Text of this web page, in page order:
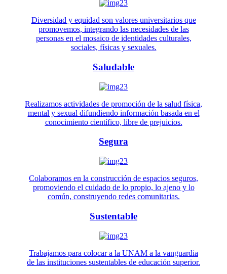
Diversidad y equidad son valores universitarios que
promovemos, integrando las necesidades de las
personas en el mosaico de identidades culturales,
sociales, físicas y sexuales.
Saludable
Realizamos actividades de promoción de la salud física,
mental y sexual difundiendo información basada en el
conocimiento científico, libre de prejuicios.
Segura
Colaboramos en la construcción de espacios seguros,
promoviendo el cuidado de lo propio, lo ajeno y lo
común, construyendo redes comunitarias.
Sustentable
Trabajamos para colocar a la UNAM a la vanguardia
de las instituciones sustentables de educación superior.